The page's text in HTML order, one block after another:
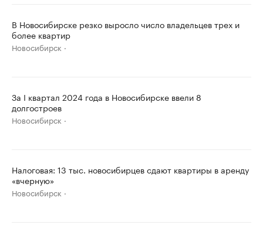
В Новосибирске резко выросло число владельцев трех и
более квартир
Новосибирск
За I квартал 2024 года в Новосибирске ввели 8
долгостроев
Новосибирск
Налоговая: 13 тыс. новосибирцев сдают квартиры в аренду
«вчерную»
Новосибирск